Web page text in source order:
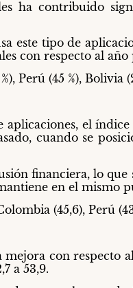
ha contribuido
este tipo de
con respecto al año
Perú (45 %), Bolivia
el
cuando se
financiera, lo que
en el mismo
(45,6), Perú
con respecto
a 53,9.